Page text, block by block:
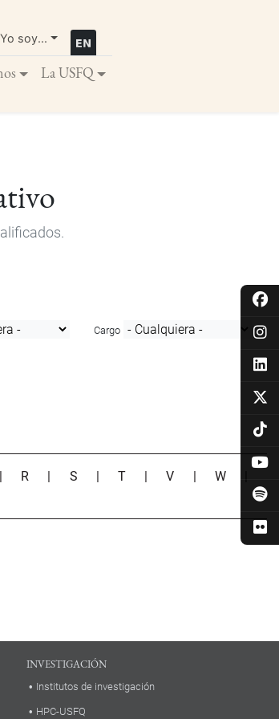
Yo soy...
La USFQ
Cargo
R S |T |V W
INVESTIGACIÓN
Institutos de investigación
HPC-USFQ